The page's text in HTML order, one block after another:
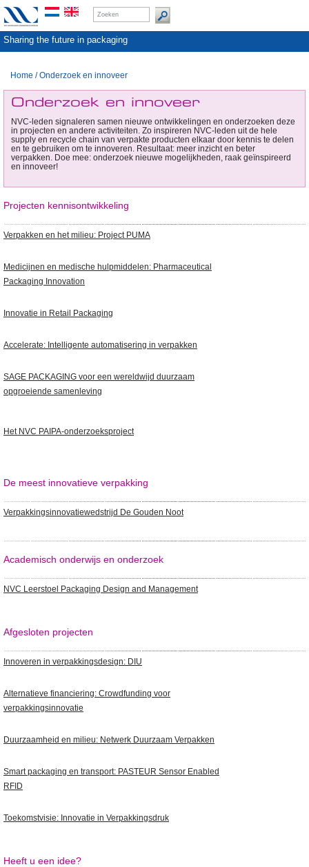
Sharing the future in packaging
Home /Onderzoek en innoveer
Onderzoek en innoveer
NVC-leden signaleren samen nieuwe ontwikkelingen en onderzoeken deze
in projecten en andere activiteiten. Zo inspireren NVC-leden uit de hele
supply en recycle chain van verpakte producten elkaar door kennis te delen
en te gebruiken om te innoveren. Resultaat: meer inzicht en beter
verpakken. Doe mee: onderzoek nieuwe mogelijkheden, raak geïnspireerd
en innoveer!
Projecten kennisontwikkeling
Verpakken en het milieu: Project PUMA
Medicijnen en medische hulpmiddelen: Pharmaceutical
Packaging Innovation
Innovatie in Retail Packaging
Accelerate: Intelligente automatisering in verpakken
SAGE PACKAGING voor een wereldwijd duurzaam
opgroeiende samenleving
Het NVC PAIPA-onderzoeksproject
De meest innovatieve verpakking
Verpakkingsinnovatiewedstrijd De Gouden Noot
Academisch onderwijs en onderzoek
NVC Leerstoel Packaging Design and Management
Afgesloten projecten
Innoveren in verpakkingsdesign: DIU
Alternatieve financiering: Crowdfunding voor
verpakkingsinnovatie
Duurzaamheid en milieu: Netwerk Duurzaam Verpakken
Smart packaging en transport: PASTEUR Sensor Enabled
RFID
Toekomstvisie: Innovatie in Verpakkingsdruk
Heeft u een idee?